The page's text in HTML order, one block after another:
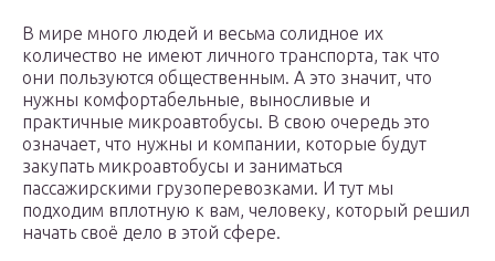
В мире много людей и весьма солидное их
количество не имеют личного транспорта, так что
они пользуются общественным. А это значит, что
нужны комфортабельные, выносливые и
практичные микроавтобусы. В свою очередь это
означает, что нужны и компании, которые будут
закупать микроавтобусы и заниматься
пассажирскими грузоперевозками. И тут мы
подходим вплотную к вам, человеку, который решил
начать своё дело в этой сфере.